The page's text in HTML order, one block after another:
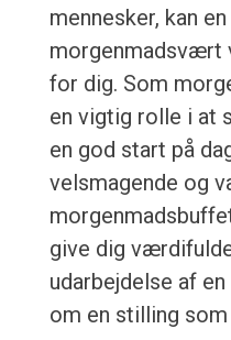
mennesker, kan
morgenmadsvært
for dig. Som
en vigtig rolle i at
en god start på
velsmagende og
give dig
udarbejdelse af
om en stilling